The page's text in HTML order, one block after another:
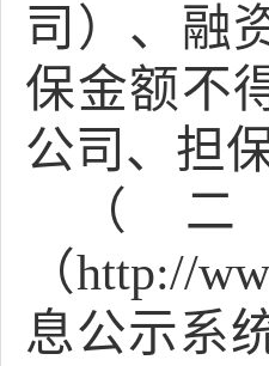
司）、融
保金额不
公司、担
（
（http://
息公示系